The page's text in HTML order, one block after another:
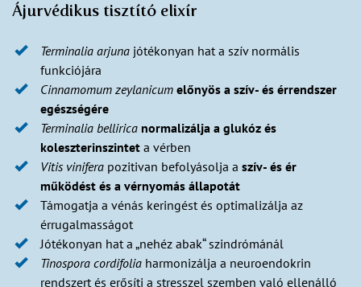
Ájurvédikus tisztító elixír
Terminalia arjuna jótékonyan hat a szív normális
funkciójára
Cinnamomum zeylanicum előnyös a szív- és érrendszer
egészségére
Terminalia bellirica normalizálja a glukóz és
koleszterinszintet a vérben
Vitis vinifera pozitivan befolyásolja a szív- és ér
működést és a vérnyomás állapotát
Támogatja a vénás keringést és optimalizálja az
érrugalmasságot
Jótékonyan hat a „nehéz abak“ szindrómánál
Tinospora cordifolia harmonizálja a neuroendokrin
rendszert és erősíti a stresszel szemben való ellenálló